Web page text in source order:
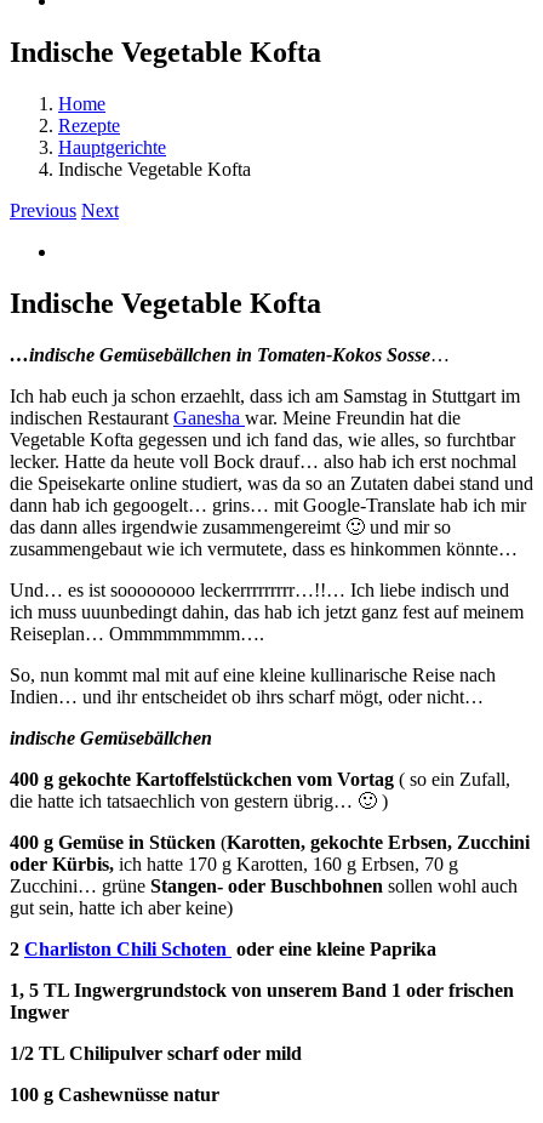
Indische Vegetable Kofta
Home
Rezepte
Hauptgerichte
Indische Vegetable Kofta
Previous Next
Image
Indische Vegetable Kofta
…indische Gemüsebällchen in Tomaten-Kokos Sosse…
Ich hab euch ja schon erzaehlt, dass ich am Samstag in Stuttgart im
indischen Restaurant Ganesha war. Meine Freundin hat die
Vegetable Kofta gegessen und ich fand das, wie alles, so furchtbar
lecker. Hatte da heute voll Bock drauf… also hab ich erst nochmal
die Speisekarte online studiert, was da so an Zutaten dabei stand und
dann hab ich gegoogelt… grins… mit Google-Translate hab ich mir
das dann alles irgendwie zusammengereimt 🙂 und mir so
zusammengebaut wie ich vermutete, dass es hinkommen könnte…
Und… es ist soooooooo leckerrrrrrrrr…!!… Ich liebe indisch und
ich muss uuunbedingt dahin, das hab ich jetzt ganz fest auf meinem
Reiseplan… Ommmmmmmm….
So, nun kommt mal mit auf eine kleine kullinarische Reise nach
Indien… und ihr entscheidet ob ihrs scharf mögt, oder nicht…
indische Gemüsebällchen
400 g gekochte Kartoffelstückchen vom Vortag ( so ein Zufall,
die hatte ich tatsaechlich von gestern übrig… 🙂 )
400 g Gemüse in Stücken (Karotten, gekochte Erbsen, Zucchini
oder Kürbis, ich hatte 170 g Karotten, 160 g Erbsen, 70 g
Zucchini… grüne Stangen- oder Buschbohnen sollen wohl auch
gut sein, hatte ich aber keine)
2 Charliston Chili Schoten oder eine kleine Paprika
1, 5 TL Ingwergrundstock von unserem Band 1 oder frischen
Ingwer
1/2 TL Chilipulver scharf oder mild
100 g Cashewnüsse natur